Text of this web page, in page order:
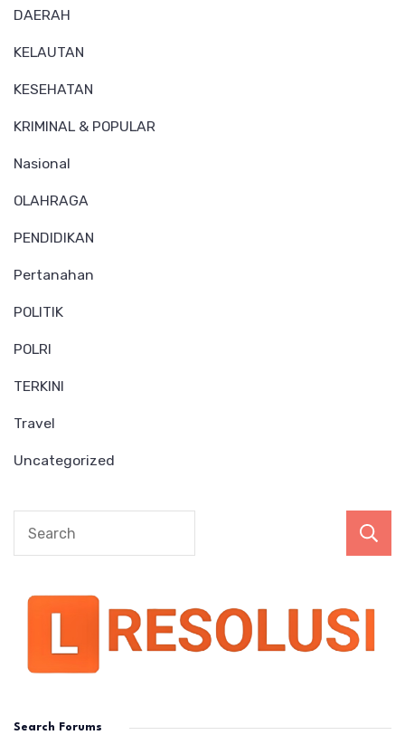
DAERAH
KELAUTAN
KESEHATAN
KRIMINAL & POPULAR
Nasional
OLAHRAGA
PENDIDIKAN
Pertanahan
POLITIK
POLRI
TERKINI
Travel
Uncategorized
Search Forums